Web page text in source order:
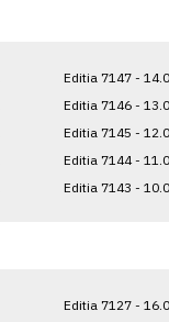
Editia 7147 -
Editia 7146 -
Editia 7145 -
Editia 7144 -
Editia 7143 -
Editia 7127 -